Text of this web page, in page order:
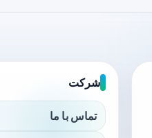
شرکت
تماس با ما